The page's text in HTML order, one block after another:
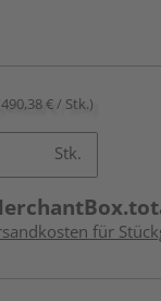
€ / Stk.)
Stk.
für